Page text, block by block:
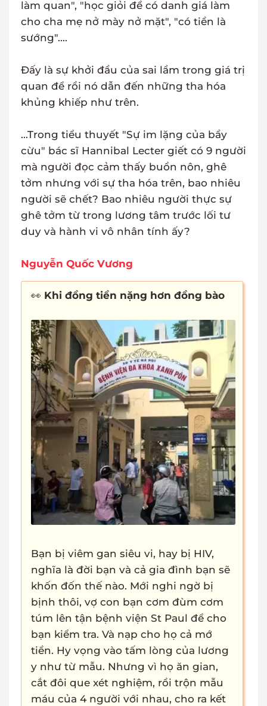
làm quan", "học giỏi để có danh giá làm
cho cha mẹ nở mày nở mặt", "có tiền là
sướng"....
Đấy là sự khởi đầu của sai lầm trong giá trị
quan để rồi nó dẫn đến những tha hóa
khủng khiếp như trên.
...Trong tiểu thuyết "Sự im lặng của bầy
cừu" bác sĩ Hannibal Lecter giết có 9 người
mà người đọc cảm thấy buồn nôn, ghê
tởm nhưng với sự tha hóa trên, bao nhiêu
người sẽ chết? Bao nhiêu người thực sự
ghê tởm từ trong lương tâm trước lối tư
duy và hành vi vô nhân tính ấy?
Nguyễn Quốc Vương
👀 Khi đồng tiền nặng hơn đồng bào
Bạn bị viêm gan siêu vi, hay bị HIV,
nghĩa là đời bạn và cả gia đình bạn sẽ
khốn đốn thế nào. Mới nghi ngờ bị
bịnh thôi, vợ con bạn cơm đùm cơm
túm lên tận bệnh viện St Paul để cho
bạn kiểm tra. Và nạp cho họ cả mớ
tiền. Hy vọng vào tấm lòng của lương
y như từ mẫu. Nhưng vì họ ăn gian,
cắt đôi que xét nghiệm, rồi trộn mẫu
máu của 4 người với nhau, cho ra kết